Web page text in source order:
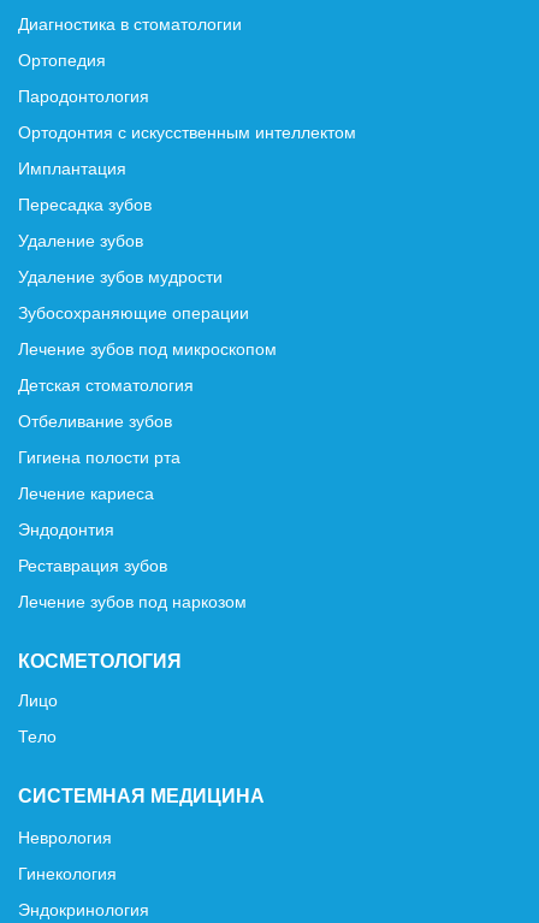
Диагностика в стоматологии
Ортопедия
Пародонтология
Ортодонтия с искусственным интеллектом
Имплантация
Пересадка зубов
Удаление зубов
Удаление зубов мудрости
Зубосохраняющие операции
Лечение зубов под микроскопом
Детская стоматология
Отбеливание зубов
Гигиена полости рта
Лечение кариеса
Эндодонтия
Реставрация зубов
Лечение зубов под наркозом
КОСМЕТОЛОГИЯ
Лицо
Тело
СИСТЕМНАЯ МЕДИЦИНА
Неврология
Гинекология
Эндокринология